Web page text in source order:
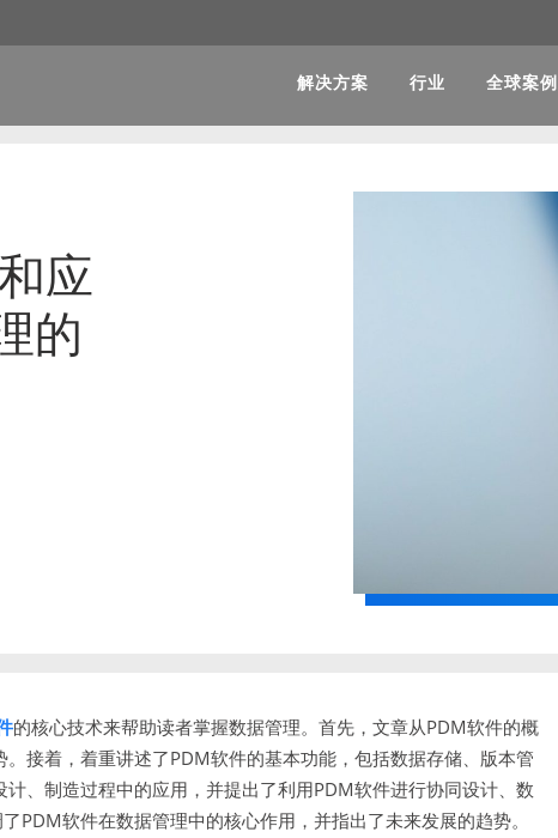
解决方案 行业 全球案例
应
的
的核心技术来帮助读者掌握数据管理。首先，文章从PDM软件的概
接着，着重讲述了PDM软件的基本功能，包括数据存储、版本管
、制造过程中的应用，并提出了利用PDM软件进行协同设计、数
PDM软件在数据管理中的核心作用，并指出了未来发展的趋势。